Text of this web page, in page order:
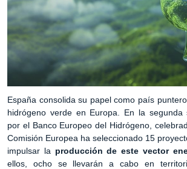
España consolida su papel como país
hidrógeno verde en Europa. En la segunda
por el Banco Europeo del Hidrógeno,
Comisión Europea ha seleccionado 15
impulsar la producción de este vector
ellos, ocho se llevarán a cabo en